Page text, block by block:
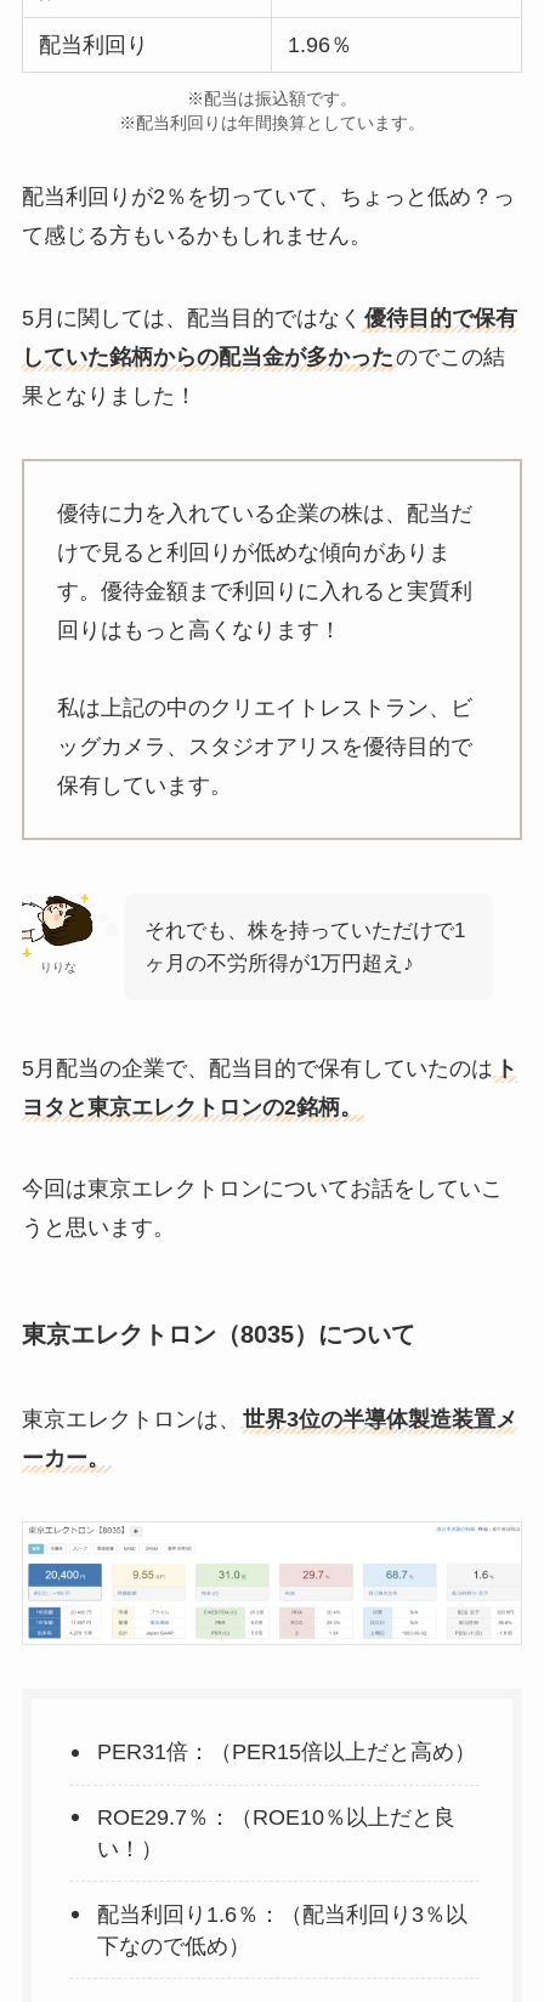
配当利回り 1.96％
※配当は振込額です。
※配当利回りは年間換算としています。
配当利回りが2％を切っていて、ちょっと低め？っ
て感じる方もいるかもしれません。
5月に関しては、配当目的ではなく 優待目的で保有
していた銘柄からの配当金が多かったのでこの結
果となりました！
優待に力を入れている企業の株は、配当だ
けで見ると利回りが低めな傾向がありま
す。優待金額まで利回りに入れると実質利
回りはもっと高くなります！
私は上記の中のクリエイトレストラン、ビ
ッグカメラ、スタジオアリスを優待目的で
保有しています。
りりな
それでも、株を持っていただけで1
ヶ月の不労所得が1万円超え♪
5月配当の企業で、配当目的で保有していたのは ト
ヨタと東京エレクトロンの2銘柄。
今回は東京エレクトロンについてお話をしていこ
うと思います。
東京エレクトロン（8035）について
東京エレクトロンは、
世界3位の半導体製造装置メ
ーカー。
PER31倍：（PER15倍以上だと高め）
ROE29.7％：（ROE10％以上だと良
い！）
配当利回り1.6％：（配当利回り3％以
下なので低め）